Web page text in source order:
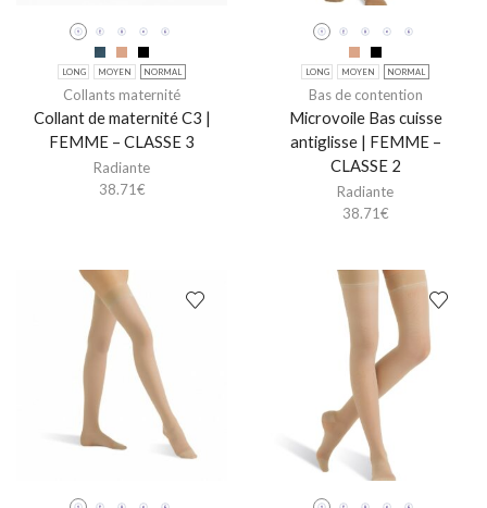
LONG MOYEN NORMAL
Collants maternité
Collant de maternité C3 |
FEMME – CLASSE 3
Radiante
38.71€
LONG MOYEN NORMAL
Bas de contention
Microvoile Bas cuisse
antiglisse | FEMME –
CLASSE 2
Radiante
38.71€